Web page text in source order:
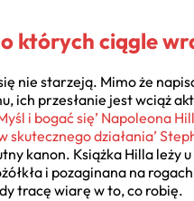
których ciągle
nie starzeją. Mimo że
ich przesłanie jest wciąż
i bogać się’ Napoleona
skutecznego działania’
kanon. Książka Hilla leży
i pozaginana na
tracę wiarę w to, co robię.